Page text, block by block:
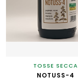
TOSSE SECCA
NOTUSS-4